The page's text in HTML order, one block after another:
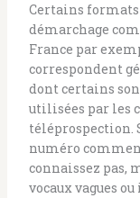
Certains
démarchage
France par
correspondent
dont certains
utilisées par les
téléprospection.
numéro
connaissez pas,
vocaux vagues